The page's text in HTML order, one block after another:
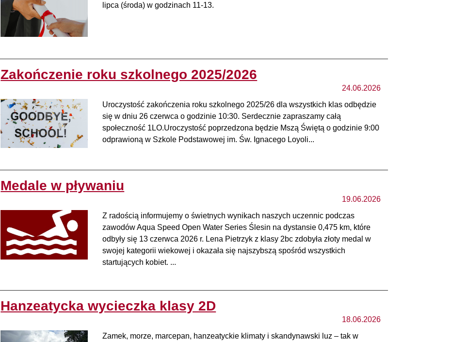
lipca (środa) w godzinach 11-13.
Zakończenie roku szkolnego 2025/2026
24.06.2026
Uroczystość zakończenia roku szkolnego 2025/26 dla wszystkich klas odbędzie
się w dniu 26 czerwca o godzinie 10:30. Serdecznie zapraszamy całą
społeczność 1LO.Uroczystość poprzedzona będzie Mszą Świętą o godzinie 9:00
odprawioną w Szkole Podstawowej im. Św. Ignacego Loyoli...
Medale w pływaniu
19.06.2026
Z radością informujemy o świetnych wynikach naszych uczennic podczas
zawodów Aqua Speed Open Water Series Ślesin na dystansie 0,475 km, które
odbyły się 13 czerwca 2026 r. Lena Pietrzyk z klasy 2bc zdobyła złoty medal w
swojej kategorii wiekowej i okazała się najszybszą spośród wszystkich
startujących kobiet. ...
Hanzeatycka wycieczka klasy 2D
18.06.2026
Zamek, morze, marcepan, hanzeatyckie klimaty i skandynawski luz – tak w